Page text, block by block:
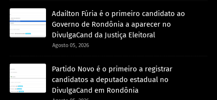
Adailton Fúria é o primeiro candidato ao
Governo de Rondônia a aparecer no
DivulgaCand da Justiça Eleitoral
Agosto 05, 2026
Partido Novo é o primeiro a registrar
candidatos a deputado estadual no
DivulgaCand em Rondônia